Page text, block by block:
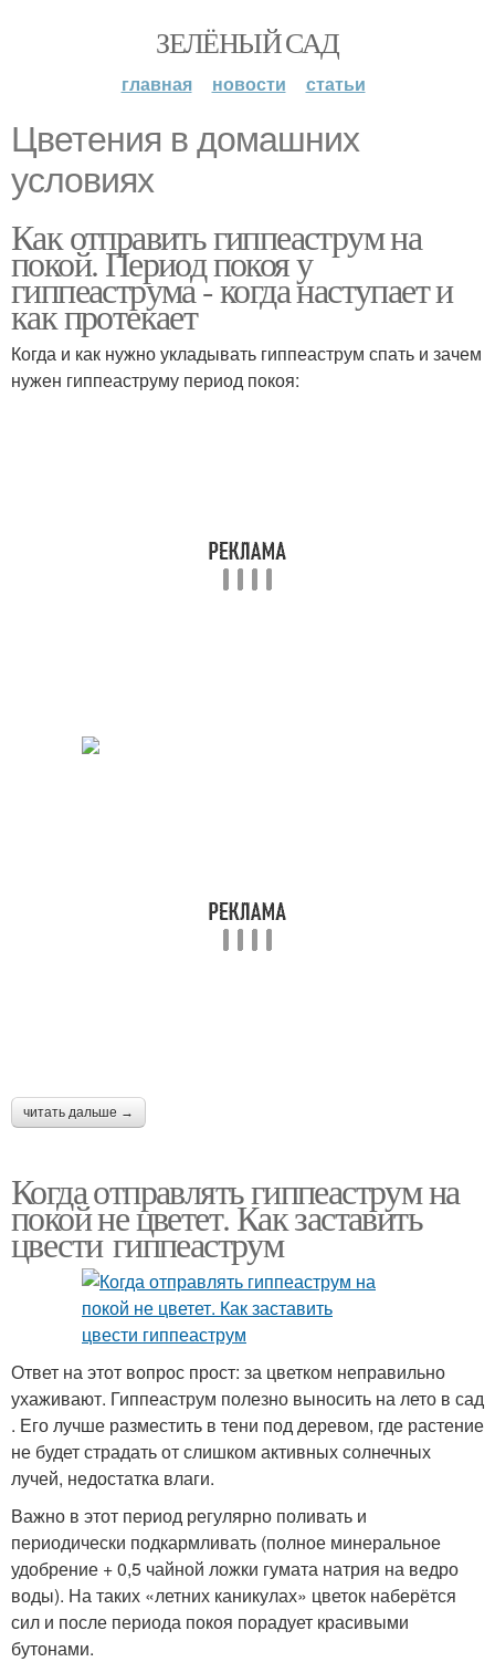
ЗЕЛЁНЫЙ САД
главная новости статьи
Цветения в домашних
условиях
Как отправить гиппеаструм на
покой. Период покоя у
гиппеаструма - когда наступает и
как протекает
Когда и как нужно укладывать гиппеаструм спать и зачем
нужен гиппеаструму период покоя:
читать дальше →
Когда отправлять гиппеаструм на
покой не цветет. Как заставить
цвести гиппеаструм
Ответ на этот вопрос прост: за цветком неправильно
ухаживают. Гиппеаструм полезно выносить на лето в сад
. Его лучше разместить в тени под деревом, где растение
не будет страдать от слишком активных солнечных
лучей, недостатка влаги.
Важно в этот период регулярно поливать и
периодически подкармливать (полное минеральное
удобрение + 0,5 чайной ложки гумата натрия на ведро
воды). На таких «летних каникулах» цветок наберётся
сил и после периода покоя порадует красивыми
бутонами.